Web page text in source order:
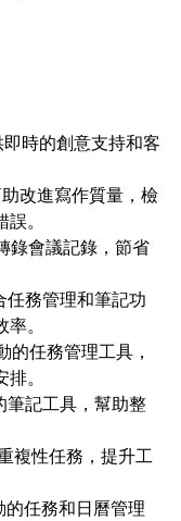
即時的創意支持和客
改進寫作質量，檢
。
錄會議記錄，節省
任務管理和筆記功
。
的任務管理工具，
。
筆記工具，幫助整
複性任務，提升工
的任務和日曆管理